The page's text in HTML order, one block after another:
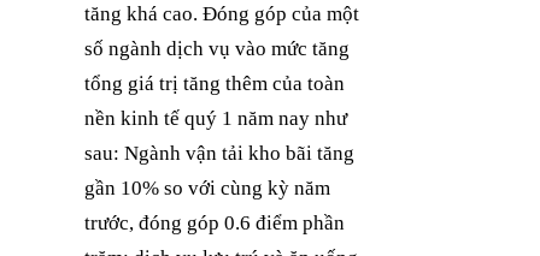
tăng khá cao. Đóng góp của một
số ngành dịch vụ vào mức tăng
tổng giá trị tăng thêm của toàn
nền kinh tế quý 1 năm nay như
sau: Ngành vận tải kho bãi tăng
gần 10% so với cùng kỳ năm
trước, đóng góp 0.6 điểm phần